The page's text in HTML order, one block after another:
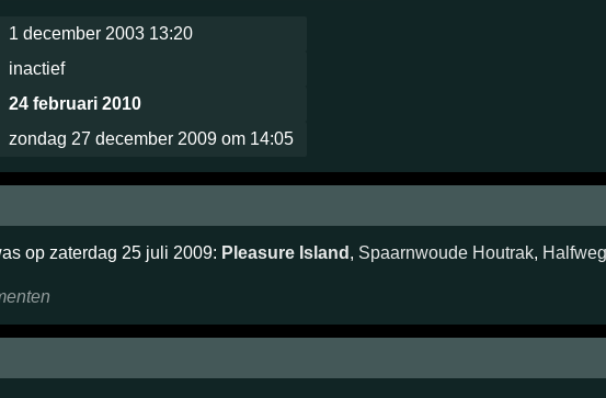
1 december 2003 13:20
inactief
24 februari 2010
zondag 27 december 2009 om 14:05
op zaterdag 25 juli 2009: Pleasure Island , Spaarnwoude Houtrak, Halfweg